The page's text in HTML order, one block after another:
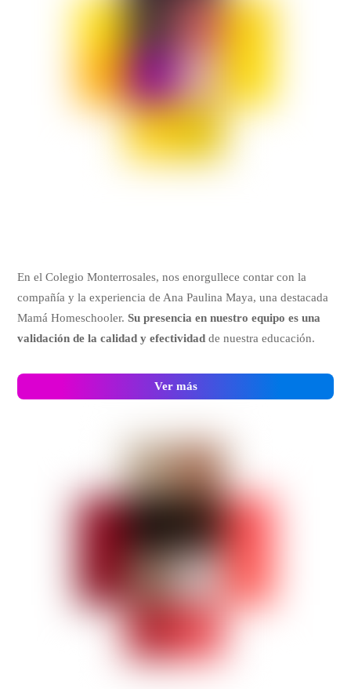
En el Colegio Monterrosales, nos enorgullece contar con la
compañía y la experiencia de Ana Paulina Maya, una destacada
Mamá Homeschooler.Su presencia en nuestro equipo es una
validación de la calidad y efectividad de nuestra educación.
Ver más